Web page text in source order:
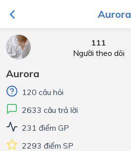
Aurora
111
Người theo dõi
Aurora
120 câu hỏi
2633 câu trả lời
231 điểm GP
2293 điểm SP